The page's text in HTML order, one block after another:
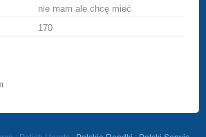
nie mam ale chcę mieć
170